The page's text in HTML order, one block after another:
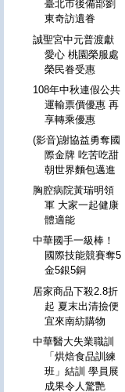
臺北市後備部劉
東奇訪遺眷
誠聖宮中元普渡獻
愛心 桃園榮服處
榮民眷受惠
108年中秋連假公共
運輸票價優惠 再
享轉乘優惠
(影音)謝協益勇奪國
際金牌 吃苦吃甜
朝世界麵包邁進
胸腔病院黃瑞明領
軍 大家一起健康
體適能
中華國手一級棒！
國際技能競賽奪5
金5銀5銅
居家商品下殺2.8折
起 夏末出清撿便
宜來南紡購物
中華醫大失業職訓
「烘焙食品訓練
班」結訓 學員展
成果令人驚艷